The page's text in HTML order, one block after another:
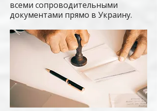
всеми сопроводительными
документами прямо в Украину.